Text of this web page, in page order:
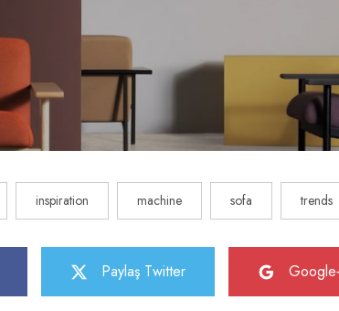
inspiration machine sofa trends
Paylaş Twitter